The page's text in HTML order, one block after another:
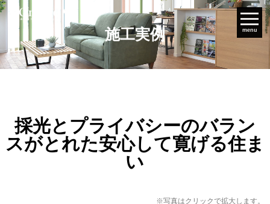
menu
施工実例
採光とプライバシーのバラン
スがとれた安心して寛げる住ま
い
※写真はクリックで拡大します。